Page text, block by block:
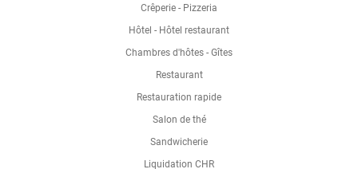
Crêperie - Pizzeria
Hôtel - Hôtel restaurant
Chambres d'hôtes - Gîtes
Restaurant
Restauration rapide
Salon de thé
Sandwicherie
Liquidation CHR